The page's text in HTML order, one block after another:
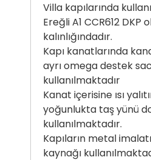
Villa kapılarında
Ereğli A1 CCR612 DKP
kalınlığındadır.
Kapı kanatlarında
ayrı omega destek
kullanılmaktadır
Kanat içerisine ısı
yoğunlukta taş yünü
kullanılmaktadır.
Kapıların metal
kaynağı